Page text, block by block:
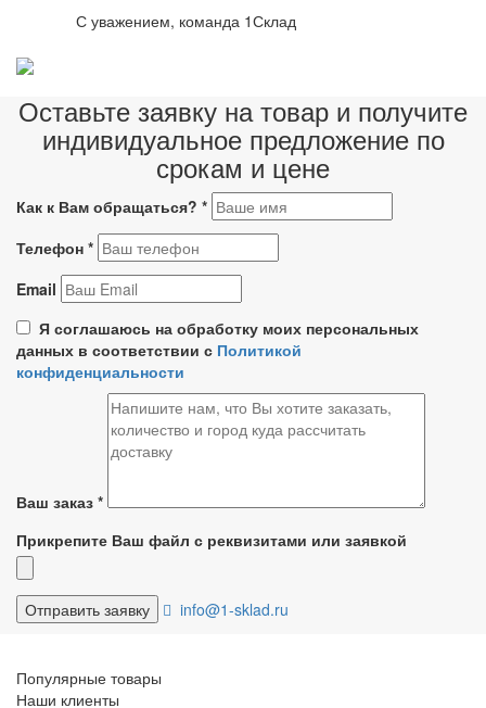
С уважением, команда 1Склад
Оставьте заявку на товар и получите
индивидуальное предложение по
срокам и цене
Как к Вам обращаться? *
Телефон *
Email
Я соглашаюсь на обработку моих персональных
данных в соответствии с Политикой
конфиденциальности
Ваш заказ *
Прикрепите Ваш файл с реквизитами или заявкой
info@1-sklad.ru
Популярные товары
Наши клиенты